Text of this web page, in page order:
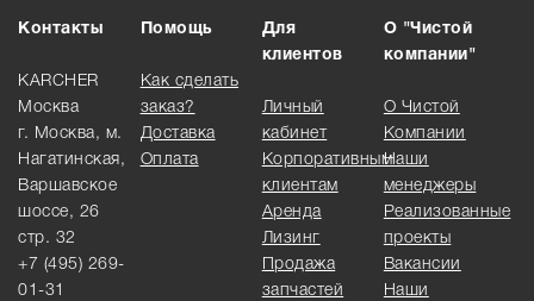
Контакты
KARCHER
Москва
г. Москва, м.
Нагатинская,
Варшавское
шоссе, 26
стр. 32
+7 (495) 269-
01-31
Помощь
Как сделать
заказ?
Доставка
Оплата
Для
клиентов
Личный
кабинет
Корпоративным
клиентам
Аренда
Лизинг
Продажа
запчастей
О "Чистой
компании"
О Чистой
Компании
Наши
менеджеры
Реализованные
проекты
Вакансии
Наши